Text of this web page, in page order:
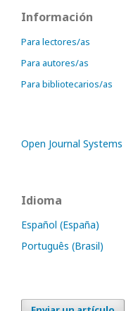
Información
Para lectores/as
Para autores/as
Para bibliotecarios/as
Open Journal Systems
Idioma
Español (España)
Português (Brasil)